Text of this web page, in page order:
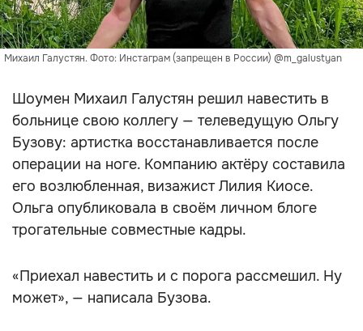
Михаил Галустян. Фото: Инстаграм (запрещен в России) @m_galustyan
Шоумен Михаил Галустян решил навестить в
больнице свою коллегу — телеведущую Ольгу
Бузову: артистка восстанавливается после
операции на ноге. Компанию актёру составила
его возлюбленная, визажист Лилия Киосе.
Ольга опубликовала в своём личном блоге
трогательные совместные кадры.
«Приехал навестить и с порога рассмешил. Ну
может», — написала Бузова.